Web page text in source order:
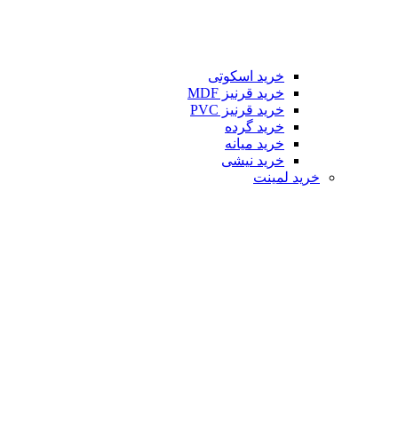
خرید اسکوتی
خرید قرنیز MDF
خرید قرنیز PVC
خرید گرده
خرید میانه
خرید نیشی
خرید لمینت